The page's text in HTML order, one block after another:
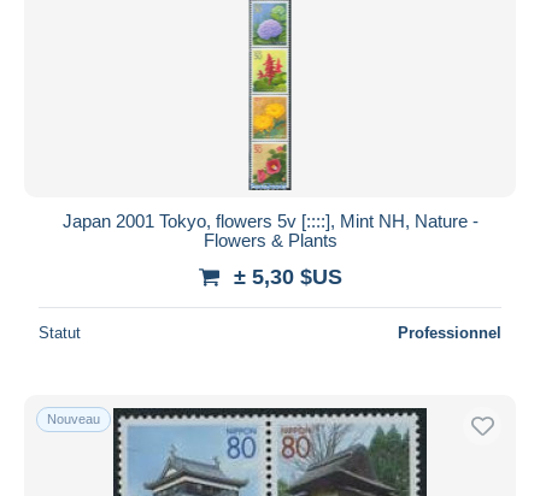
Japan 2001 Tokyo, flowers 5v [::::], Mint NH, Nature -
Flowers & Plants
± 5,30 $US
Statut Professionnel
Nouveau